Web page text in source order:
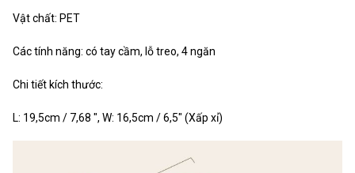
Vật chất: PET
Các tính năng: có tay cầm, lỗ treo, 4 ngăn
Chi tiết kích thước:
L: 19,5cm / 7,68 ", W: 16,5cm / 6,5" (Xấp xỉ)